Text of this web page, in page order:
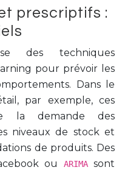
prescriptifs :
des techniques
pour prévoir les
Dans le
par exemple, ces
la demande des
niveaux de stock et
de produits. Des
ou ARIMAsont